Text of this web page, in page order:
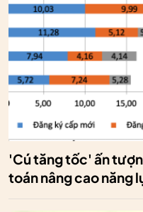
'Cú tăng tốc' ấn
toán nâng cao năng